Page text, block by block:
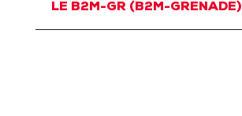
LE B2M-GR (B2M-GRENADE)